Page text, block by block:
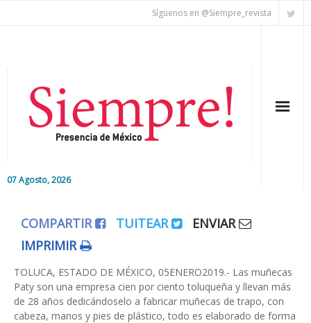
Síguenos en @Siempre_revista
07 Agosto, 2026
Editorial
Nacional
Colaboradores
COMPARTIR TUITEAR
ENVIAR
IMPRIMIR
TOLUCA, ESTADO DE MÉXICO, 05ENERO2019.- Las muñecas
Paty son una empresa cien por ciento toluqueña y llevan más
de 28 años dedicándoselo a fabricar muñecas de trapo, con
cabeza, manos y pies de plástico, todo es elaborado de forma